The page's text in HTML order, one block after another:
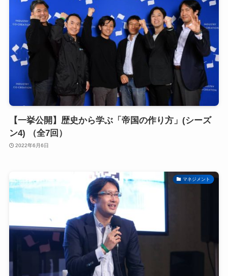
【一挙公開】歴史から学ぶ「帝国の作り方」(シーズ
ン4) （全7回）
2022年6月6日
マネジメント